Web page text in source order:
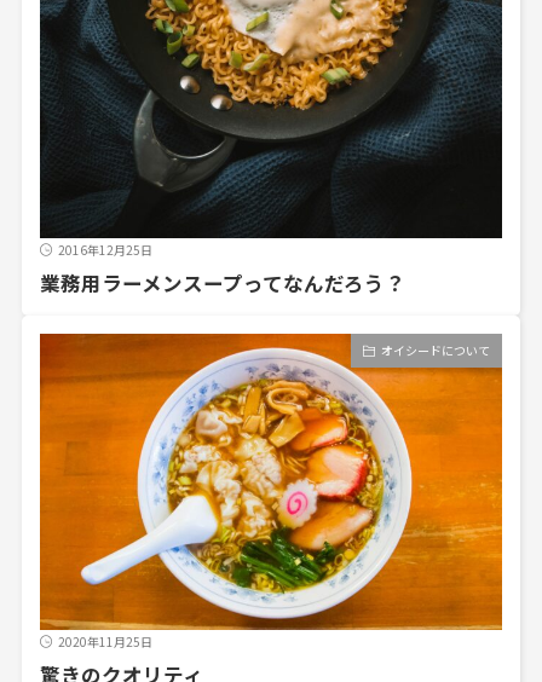
2016年12月25日
業務用ラーメンスープってなんだろう？
オイシードについて
2020年11月25日
驚きのクオリティ